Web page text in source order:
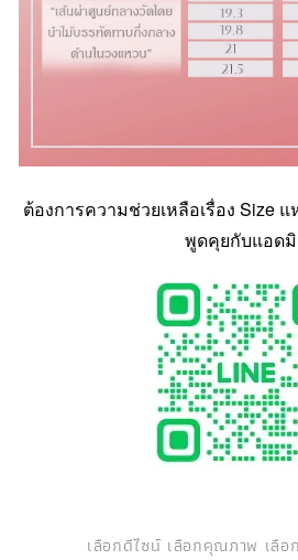
ต้องการความช่วยเหลือเรื่อง Size
พูดคุยกับแอด
เลือกดีไซน์ เลือกคุณภาพ เลือกแ